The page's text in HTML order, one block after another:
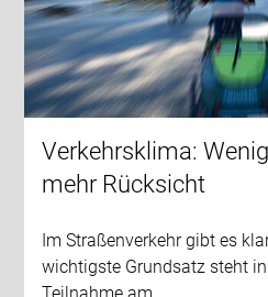
Verkehrsklima:
mehr Rücksicht
Im Straßenverkehr gibt es
wichtigste Grundsatz steht in
Teilnahme am…